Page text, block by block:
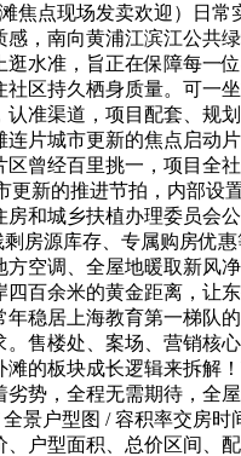
焦点现场发卖欢迎）日
，南向黄浦江滨江公
水准，旨正在保障每一
区持久栖身质量。可
准渠道，项目配套、规
片城市更新的焦点启动
曾经百里挑一，项目全
新的推进节拍，内部
和城乡扶植办理委员
房源库存、专属购房优
空调、全屋地暖取新
百余米的黄金距离，
稳居上海教育第一梯队
售楼处、案场、营销
的板块成长逻辑来拆解
势，全程无需期待，全
景户型图 / 容积率交房
户型面积、总价区间